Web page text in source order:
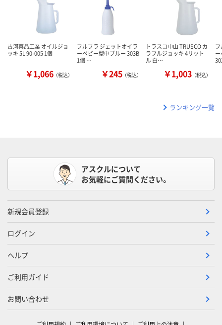
古河薬品工業 オイルジョ
ッキ 5L 90-005 1個
￥1,066 （税込）
フルプラ ジェットオイラ
ーベビー型中ブルー 303B
1個 …
￥245 （税込）
トラスコ中山 TRUSCO カ
ラフルジョッキ 4リット
ル 白…
￥1,003 （税込）
ランキング一覧
アスクルについて
お気軽にご質問ください。
新規会員登録
ログイン
ヘルプ
ご利用ガイド
お問い合わせ